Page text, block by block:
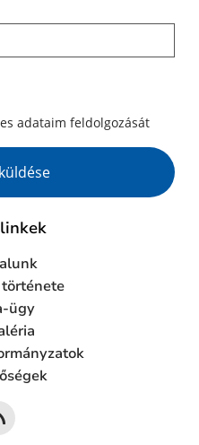
adataim feldolgozását
ügy